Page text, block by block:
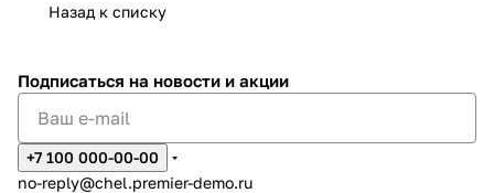
Назад к списку
Подписаться на новости и акции
+7 100 000-00-00
no-reply@chel.premier-demo.ru